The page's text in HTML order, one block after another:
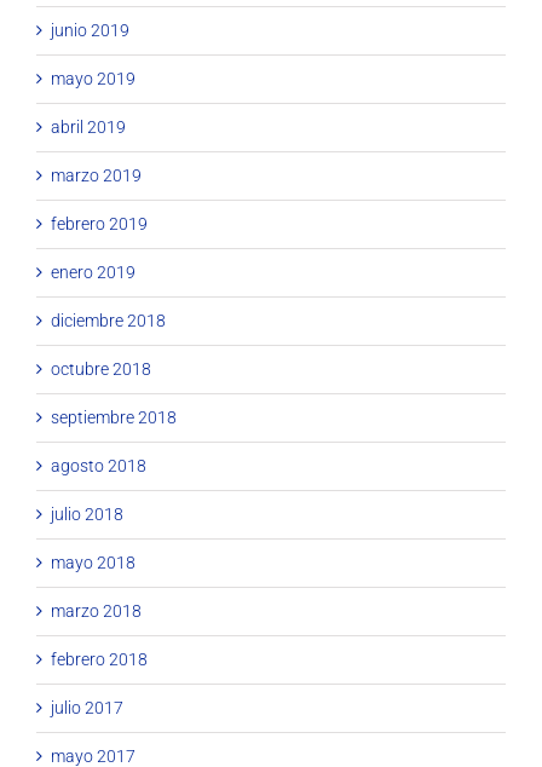
junio 2019
mayo 2019
abril 2019
marzo 2019
febrero 2019
enero 2019
diciembre 2018
octubre 2018
septiembre 2018
agosto 2018
julio 2018
mayo 2018
marzo 2018
febrero 2018
julio 2017
mayo 2017